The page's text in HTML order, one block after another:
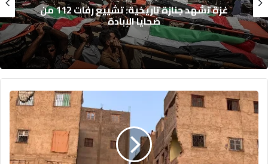
منظمة الصحة العالمية تطلب دعماً إضافياً
لمواجهة تفشي إيبولا في الكونغو
ارتفاع
حصيلة
انهيار
عمارة
بفاس
إلى